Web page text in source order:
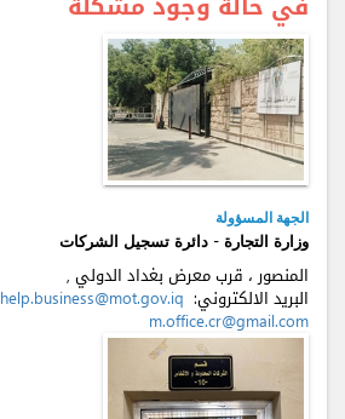
الجهة المسؤولة
وزارة التجارة - دائرة تسجيل الشركات
المنصور ، قرب معرض بغداد الدولي ,
البريد الالكتروني: help.business@mot.gov.iq
m.office.cr@gmail.com